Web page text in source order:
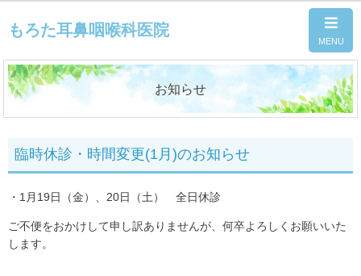
もろた耳鼻咽喉科医院
お知らせ
臨時休診・時間変更(1月)のお知らせ
・1月19日（金）、20日（土） 全日休診
ご不便をおかけして申し訳ありませんが、何卒よろしくお願いいた
します。